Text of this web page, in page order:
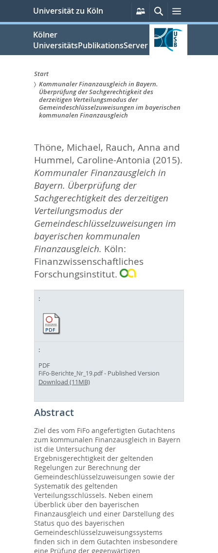
springen
Universität zu Köln
Persönliche
Services
SucheMenü
Kölner
UniversitätsPublikationsServer
Sie
sind
Start
Kommunaler Finanzausgleich in Bayern.
Überprüfung der Sachgerechtigkeit des
derzeitigen Verteilungsmodus der
Gemeindeschlüsselzuweisungen im bayerischen
kommunalen Finanzausgleich
Thöne, Michael, Rauch, Anna and
Hummel, Caroline-Antonia (2015).
Kommunaler Finanzausgleich in
Bayern. Überprüfung der
Sachgerechtigkeit des derzeitigen
Verteilungsmodus der
Gemeindeschlüsselzuweisungen im
bayerischen kommunalen
Finanzausgleich. Köln:
Finanzwissenschaftliches
Forschungsinstitut.
PDF
FiFo-Berichte_Nr_19.pdf- Published Version
Download (11MB)
Abstract
Ziel des vom FiFo angefertigten Gutachtens
zum kommunalen Finanzausgleich in Bayern
ist die Untersuchung der
Ergebnisgerechtigkeit der geltenden
Regelungen zur Berechnung der
Gemeindeschlüsselzuweisungen sowie der
Systematik des geltenden
Verteilungsschlüssels. Neben einem
Überblick über den bayerischen
Finanzausgleich und einer Darstellung des
Status quo des bayerischen
Gemeindeschlüsselzuweisungssystems
finden sich in dem Gutachten insbesondere
eine Prüfung der gegenwärtigen